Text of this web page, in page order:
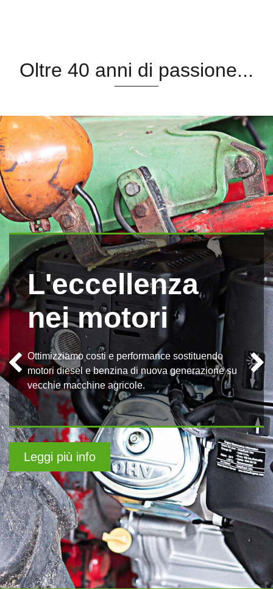
Oltre 40 anni di passione...
L'eccellenza
nei motori
Ottimizziamo costi e performance sostituendo
motori diesel e benzina di nuova generazione su
vecchie macchine agricole.
Leggi più info